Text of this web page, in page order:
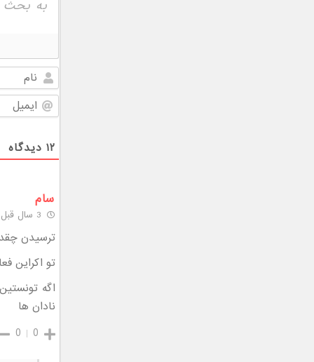
۱۲ دیدگاه
سام
ترسیدن
تو اکراین
اگه
نادان ها
0
0